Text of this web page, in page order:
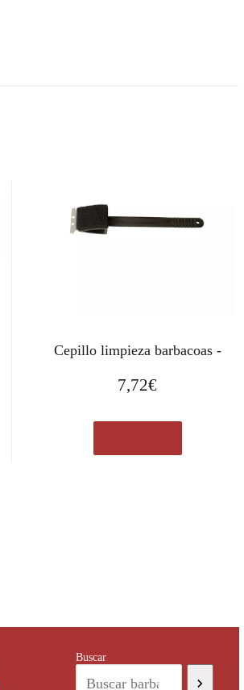
Cepillo limpieza barbacoas -
7,72€
Buscar